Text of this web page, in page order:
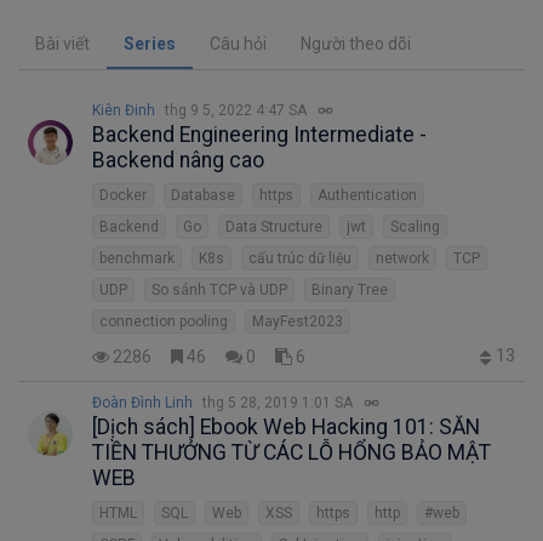
Bài viết Series Câu hỏi Người theo dõi
Kiên Đinh thg 9 5, 2022 4:47 SA
Backend Engineering Intermediate -
Backend nâng cao
Docker Database https
Authentication
Backend
Go Data Structure jwt
Scaling
benchmark
K8s cấu trúc dữ liệu network
TCP
UDP
So sánh TCP và UDP
Binary Tree
connection pooling
MayFest2023
2286 46 0 6 13
Đoàn Đình Linh thg 5 28, 2019 1:01 SA
[Dịch sách] Ebook Web Hacking 101: SĂN
TIỀN THƯỞNG TỪ CÁC LỖ HỔNG BẢO MẬT
WEB
HTML SQL Web XSS https http
#web